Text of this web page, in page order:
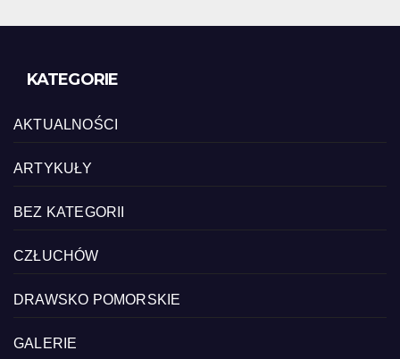
KATEGORIE
AKTUALNOŚCI
ARTYKUŁY
BEZ KATEGORII
CZŁUCHÓW
DRAWSKO POMORSKIE
GALERIE